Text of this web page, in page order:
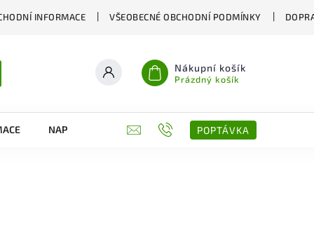
INFORMACE VŠEOBECNÉ OBCHODNÍ PODMÍNKY
Nákupní košík
Prázdný košík
NAPIŠTE NÁM KONTAKTY POPTÁVKA